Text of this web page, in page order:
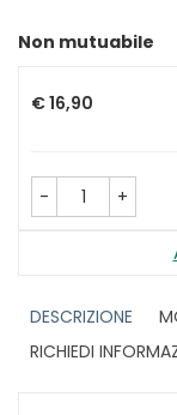
Non mutuabile
€ 16,90
- +
DESCRIZIONE
RICHIEDI